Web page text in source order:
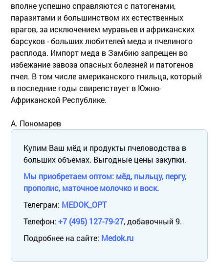
вполне успешно справляются с патогенами,
паразитами и большинством их естественных
врагов, за исключением муравьев и африканских
барсуков - больших любителей меда и пчелиного
расплода. Импорт меда в Замбию запрещен во
избежание завоза опасных болезней и патогенов
пчел. В том числе американского гнильца, который
в последние годы свирепствует в Южно-
Африканской Республике.
А. Пономарев
Купим Ваш мёд и продукты пчеловодства в
больших объемах. Выгодные цены закупки.
Мы приобретаем оптом: мёд, пыльцу, пергу,
прополис, маточное молочко и воск.
Телеграм: MEDOK_OPT
Телефон: +7 (495) 127-79-27, добавочный 9.
Подробнее на сайте: Medok.ru